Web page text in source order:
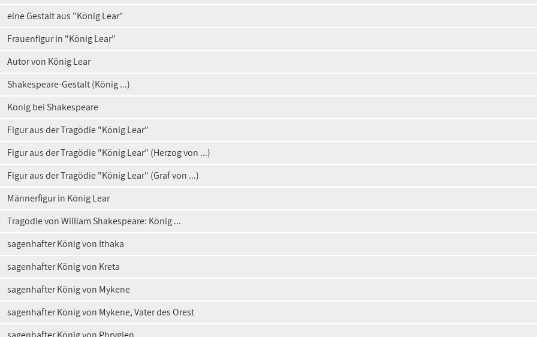
eine Gestalt aus "König Lear"
Frauenfigur in "König Lear"
Autor von König Lear
Shakespeare-Gestalt (König ...)
König bei Shakespeare
Figur aus der Tragödie "König Lear"
Figur aus der Tragödie "König Lear" (Herzog von ...)
Figur aus der Tragödie "König Lear" (Graf von ...)
Männerfigur in König Lear
Tragödie von William Shakespeare: König ...
sagenhafter König von Ithaka
sagenhafter König von Kreta
sagenhafter König von Mykene
sagenhafter König von Mykene, Vater des Orest